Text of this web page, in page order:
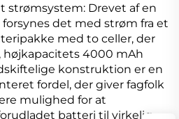
strømsystem: Drevet af en
det med strøm fra et
med to celler, der
4000 mAh
konstruktion er en
fordel, der giver fagfolk
mulighed for at
batteri til virkelig